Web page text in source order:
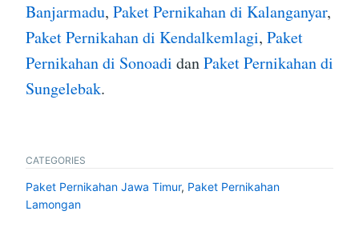
Banjarmadu, Paket Pernikahan di Kalanganyar,
Paket Pernikahan di Kendalkemlagi, Paket
Pernikahan di Sonoadi danPaket Pernikahan di
Sungelebak.
CATEGORIES
Paket Pernikahan Jawa Timur, Paket Pernikahan
Lamongan